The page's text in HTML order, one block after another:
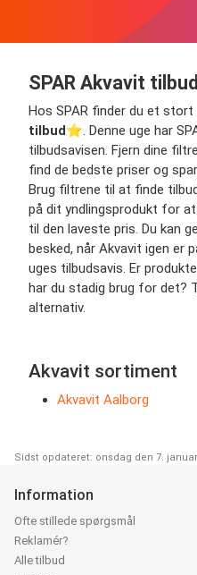
SPAR Akvavit tilbud
Hos SPAR finder du et
tilbud⭐️. Denne uge har
tilbudsavisen. Fjern dine
find de bedste priser og
Brug filtrene til at finde
på dit yndlingsprodukt for
til den laveste pris. Du kan
besked, når Akvavit igen er
uges tilbudsavis. Er
har du stadig brug for det?
alternativ.
Akvavit sortiment
Akvavit Aalborg
Sidst opdateret: onsdag den 7.
Information
Ofte stillede spørgsmål
Reklamér?
Alle tilbud